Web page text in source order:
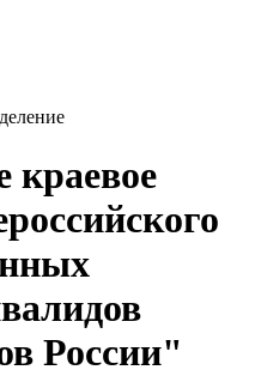
краевое
России"